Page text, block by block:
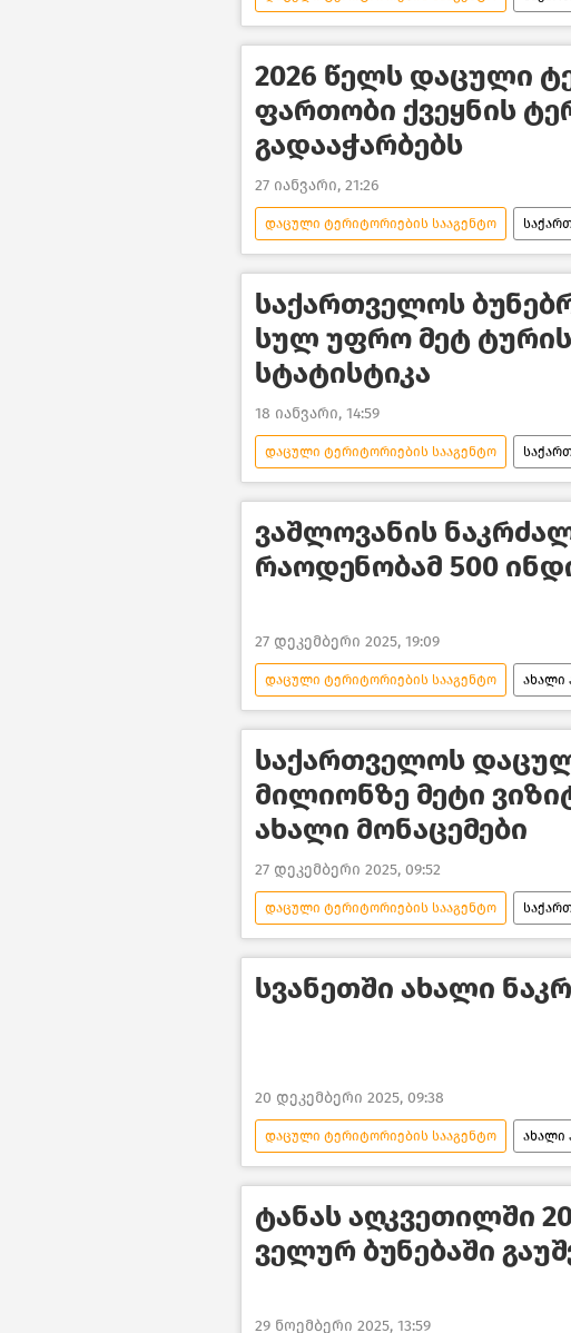
ახალი ამბები
2026 წელს დაცული
ფართობი ქვეყნის
გადააჭარბებს
27 იანვარი, 21:26
დაცული ტერიტორიების სააგენტო
საზოგადოება ახალი ამბები
საქართველოს
სულ უფრო მეტ
სტატისტიკა
18 იანვარი, 14:59
დაცული ტერიტორიების სააგენტო
საზოგადოება ჩვენ და ბუნება
ვაშლოვანის
რაოდენობამ 500
27 დეკემბერი 2025, 19:09
დაცული ტერიტორიების სააგენტო ახალი
გარემოს დაცვა და ეკოლოგია
საქართველოს
მილიონზე მეტი
ახალი მონაცემები
27 დეკემბერი 2025, 09:52
დაცული ტერიტორიების სააგენტო
გარემოს დაცვა და ეკოლოგია
სვანეთში ახალი
20 დეკემბერი 2025, 09:38
დაცული ტერიტორიების სააგენტო ახალი
გარემოს დაცვა და ეკოლოგია
ტანას აღკვეთილში
ველურ ბუნებაში
29 ნოემბერი 2025, 13:59